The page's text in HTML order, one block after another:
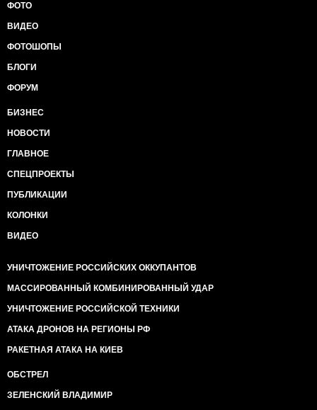
ФОТО
ВИДЕО
ФОТОШОПЫ
БЛОГИ
ФОРУМ
БИЗНЕС
НОВОСТИ
ГЛАВНОЕ
СПЕЦПРОЕКТЫ
ПУБЛИКАЦИИ
КОЛОНКИ
ВИДЕО
УНИЧТОЖЕНИЕ РОССИЙСКИХ ОККУПАНТОВ
МАССИРОВАННЫЙ КОМБИНИРОВАННЫЙ УДАР
УНИЧТОЖЕНИЕ РОССИЙСКОЙ ТЕХНИКИ
АТАКА ДРОНОВ НА РЕГИОНЫ РФ
РАКЕТНАЯ АТАКА НА КИЕВ
ОБСТРЕЛ
ЗЕЛЕНСКИЙ ВЛАДИМИР